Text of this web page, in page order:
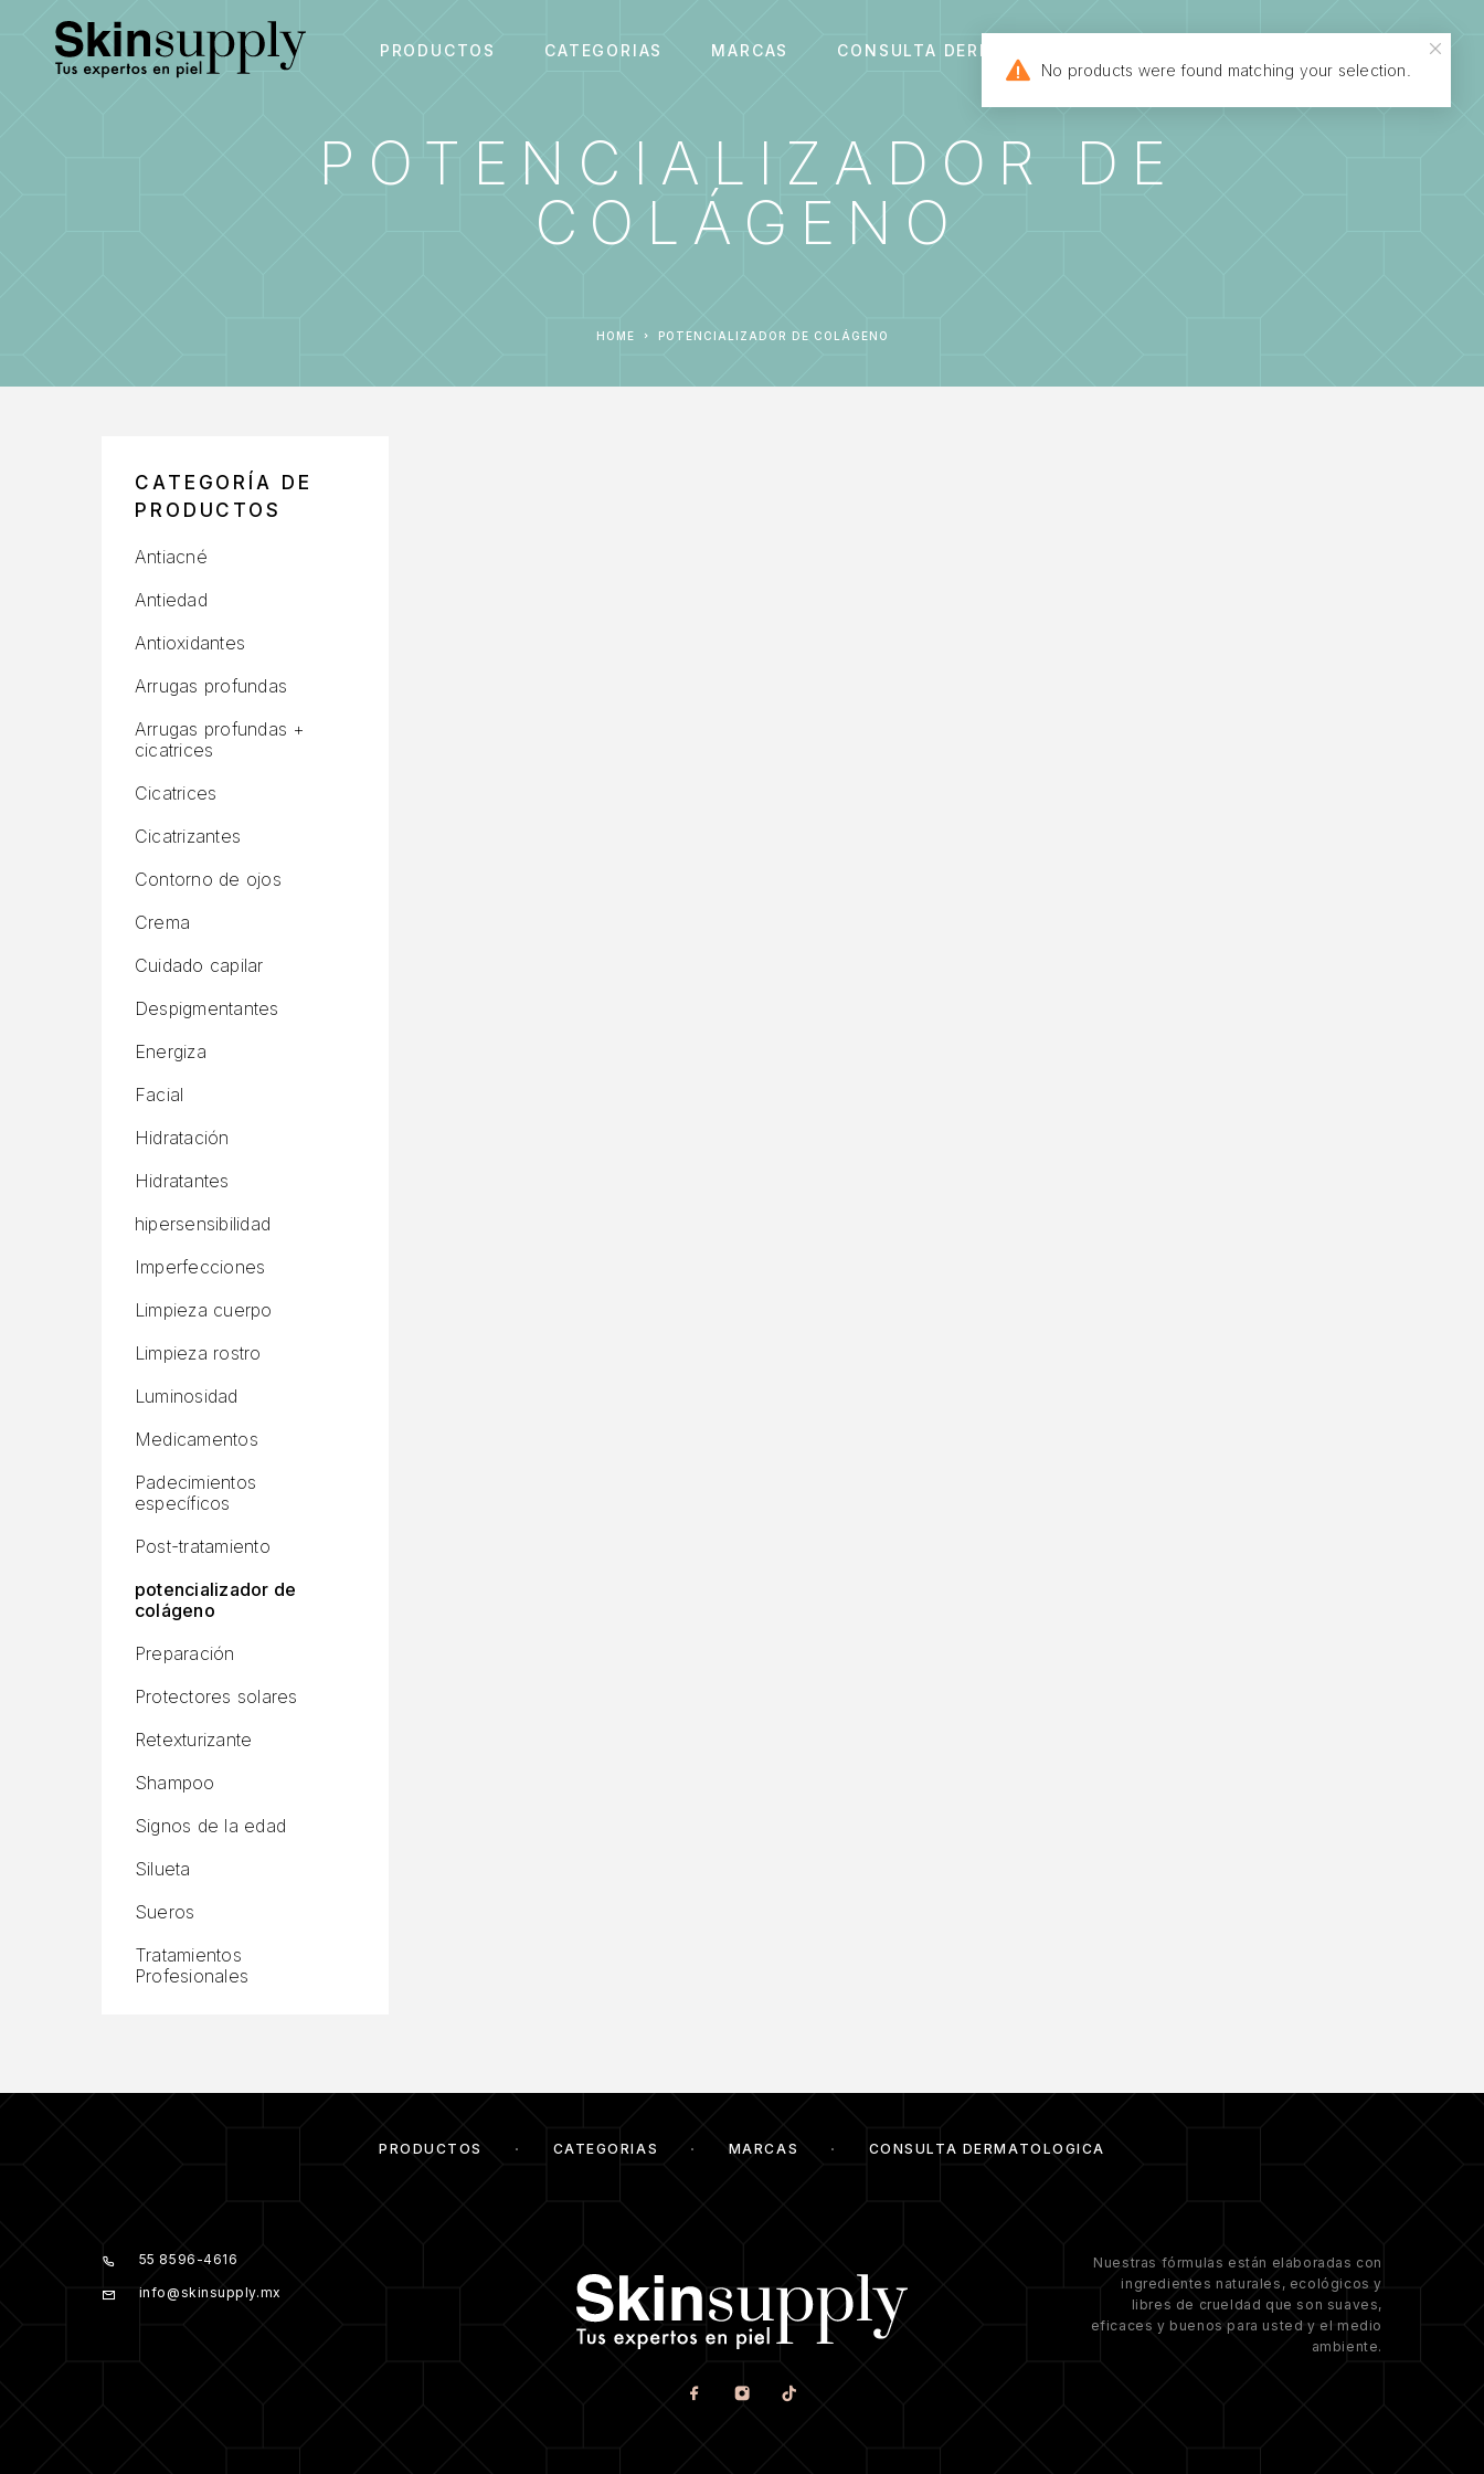
PRODUCTOS CATEGORIAS MARCAS CONSULTA DERMATOLÓGICA
POTENCIALIZADOR DE
COLÁGENO
HOME POTENCIALIZADOR DE COLÁGENO
CATEGORÍA DE
PRODUCTOS
Antiacné
Antiedad
Antioxidantes
Arrugas profundas
Arrugas profundas +
cicatrices
Cicatrices
Cicatrizantes
Contorno de ojos
Crema
Cuidado capilar
Despigmentantes
Energiza
Facial
Hidratación
Hidratantes
hipersensibilidad
Imperfecciones
Limpieza cuerpo
Limpieza rostro
Luminosidad
Medicamentos
Padecimientos
específicos
Post-tratamiento
potencializador de
colágeno
Preparación
Protectores solares
Retexturizante
Shampoo
Signos de la edad
Silueta
Sueros
Tratamientos
Profesionales
PRODUCTOS CATEGORIAS MARCAS CONSULTA DERMATOLÓGICA
55 8596-4616
info@skinsupply.mx
Nuestras fórmulas están elaboradas con
ingredientes naturales, ecológicos y
libres de crueldad que son suaves,
eficaces y buenos para usted y el medio
ambiente.
No products were found matching your selection.